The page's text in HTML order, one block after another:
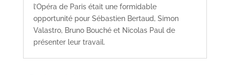
l’Opéra de Paris était une formidable
opportunité pour Sébastien Bertaud, Simon
Valastro, Bruno Bouché et Nicolas Paul de
présenter leur travail.